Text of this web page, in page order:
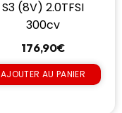
S3 (8V) 2.0TFSI
300cv
176,90€
AJOUTER AU PANIER